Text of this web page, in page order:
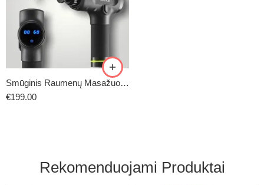
Smūginis Raumenų Masažuoklis 4FIZJO/PRO
€199.00
Rekomenduojami Produktai